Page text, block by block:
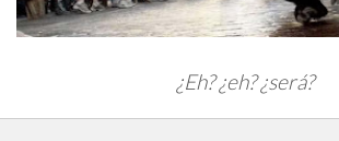
¿Eh? ¿eh? ¿será?